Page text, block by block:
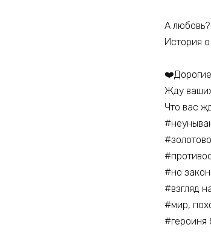
А
История
‍❤️‍Дорогие
Жду
Что вас
#но
#взгляд
#мир,
#героиня